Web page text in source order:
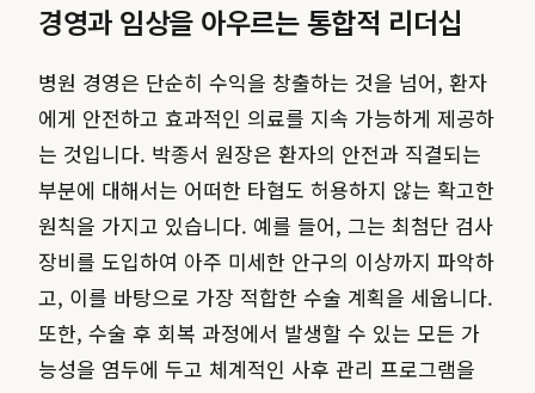
경영과 임상을 아우르는 통합적 리더십
병원 경영은 단순히 수익을 창출하는 것을 넘어, 환자
에게 안전하고 효과적인 의료를 지속 가능하게 제공하
는 것입니다. 박종서 원장은 환자의 안전과 직결되는
부분에 대해서는 어떠한 타협도 허용하지 않는 확고한
원칙을 가지고 있습니다. 예를 들어, 그는 최첨단 검사
장비를 도입하여 아주 미세한 안구의 이상까지 파악하
고, 이를 바탕으로 가장 적합한 수술 계획을 세웁니다.
또한, 수술 후 회복 과정에서 발생할 수 있는 모든 가
능성을 염두에 두고 체계적인 사후 관리 프로그램을